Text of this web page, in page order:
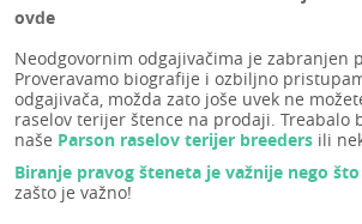
ovde
Neodgovornim odgajivačima je zabranjen
Proveravamo biografije i ozbiljno
odgajivača, možda zato joše uvek ne
raselov terijer štence na prodaji. Treabalo
naše Parson raselov terijer breeders ili
Biranje pravog šteneta je važnije nego
zašto je važno!